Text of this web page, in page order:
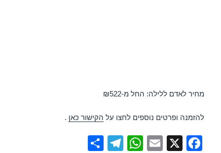
מחיר לאדם ללילה: החל מ-₪522
להזמנה ופרטים נוספים לחצו על הקישור כאן .
F
X
E
W
T